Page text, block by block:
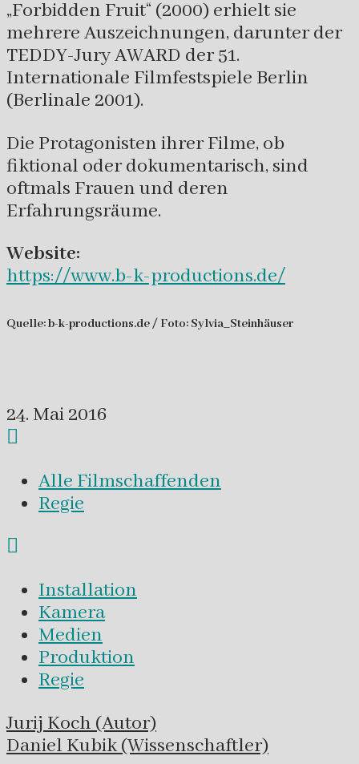
„Forbidden Fruit“ (2000) erhielt sie
mehrere Auszeichnungen, darunter der
TEDDY-Jury AWARD der 51.
Internationale Filmfestspiele Berlin
(Berlinale 2001).
Die Protagonisten ihrer Filme, ob
fiktional oder dokumentarisch, sind
oftmals Frauen und deren
Erfahrungsräume.
Website:
https://www.b-k-productions.de/
Quelle: b-k-productions.de / Foto: Sylvia_Steinhäuser
24. Mai 2016
Alle Filmschaffenden
Regie
Installation
Kamera
Medien
Produktion
Regie
Navigation
innerhalb
Jurij Koch (Autor)
Daniel Kubik (Wissenschaftler)